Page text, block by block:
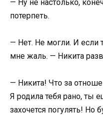
— Ну не настолько,
потерпеть.
— Нет. Не могли. И
мне жаль. — Никита
— Никита! Что за
Я родила тебя рано, ты
захочется погулять! Но